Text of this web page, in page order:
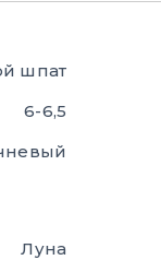
шпат
6-6,5
Луна